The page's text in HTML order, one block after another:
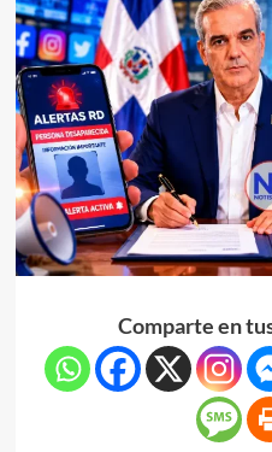
Comparte en